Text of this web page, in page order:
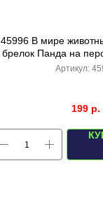
45996 В мире
брелок Панда на
Артикул:
199 р.